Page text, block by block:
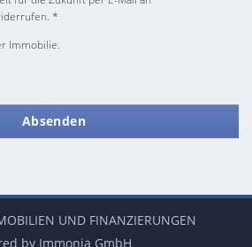
*
Immobilie.
Absenden
UND FINANZIERUNGEN
by Immonia GmbH